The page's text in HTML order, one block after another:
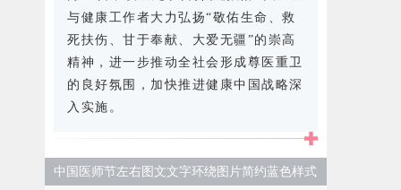
与健康工作者大力弘扬“敬佑生命、救
死扶伤、甘于奉献、大爱无疆”的崇高
精神，进一步推动全社会形成尊医重卫
的良好氛围，加快推进健康中国战略深
入实施。
中国医师节左右图文文字环绕图片简约蓝色样式